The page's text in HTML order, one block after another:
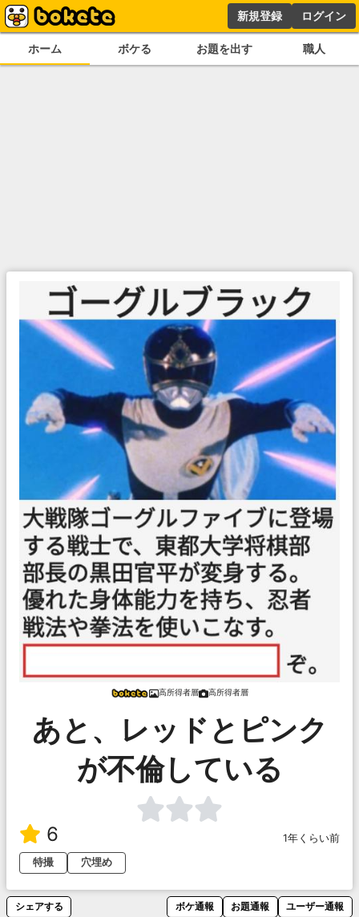
新規登録 ログイン
ホーム ボケる お題を出す 職人
高所得者層 高所得者層
あと、レッドとピンク
が不倫している
6
1年くらい前
特撮
穴埋め
シェアする ボケ通報 お題通報 ユーザー通報